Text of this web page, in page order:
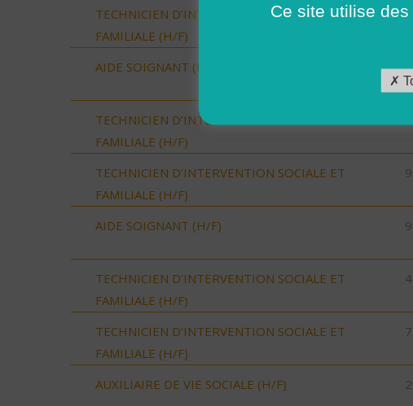
TECHNICIEN D’INTERVENTION SOCIALE ET
FAMILIALE (H/F)
AIDE SOIGNANT (H/F)
TECHNICIEN D’INTERVENTION SOCIALE ET
FAMILIALE (H/F)
TECHNICIEN D’INTERVENTION SOCIALE ET
FAMILIALE (H/F)
AIDE SOIGNANT (H/F)
TECHNICIEN D’INTERVENTION SOCIALE ET
FAMILIALE (H/F)
TECHNICIEN D’INTERVENTION SOCIALE ET
FAMILIALE (H/F)
AUXILIAIRE DE VIE SOCIALE (H/F)
Ce site utilise